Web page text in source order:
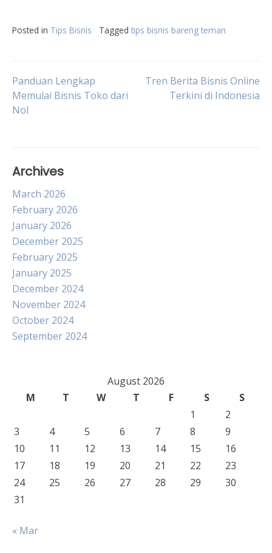
Posted in Tips Bisnis Tagged tips bisnis bareng teman
Post
navigation
Panduan Lengkap
Memulai Bisnis Toko dari
Nol
Tren Berita Bisnis Online
Terkini di Indonesia
Archives
March 2026
February 2026
January 2026
December 2025
February 2025
January 2025
December 2024
November 2024
October 2024
September 2024
August 2026
M
T W T F S
S
1
2
3
4 5 6 7 8
9
10
11 12 13 14 15
16
17
18 19 20 21 22
23
24
25 26 27 28 29
30
31
« Mar